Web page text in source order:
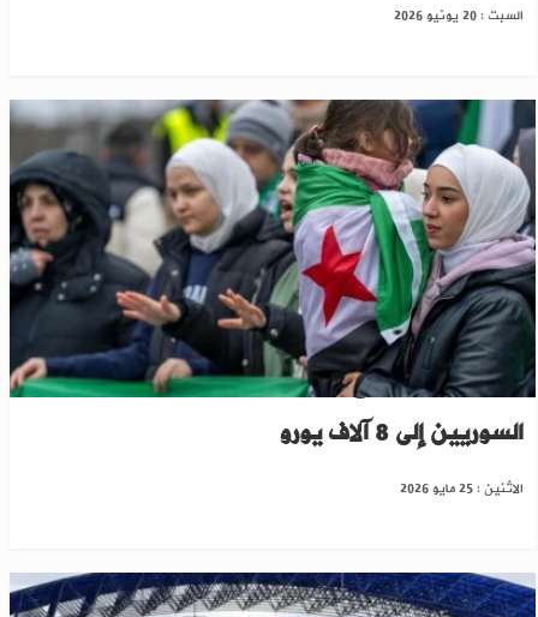
السبت : 20 يونيو 2026
ألمانيا تدرس رفع منحة العودة الطوعية للاجئين
السوريين إلى 8 آلاف يورو
الاثنين : 25 مايو 2026